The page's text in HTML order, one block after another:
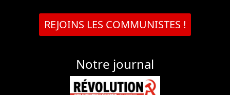
REJOINS LES COMMUNISTES !
Notre journal